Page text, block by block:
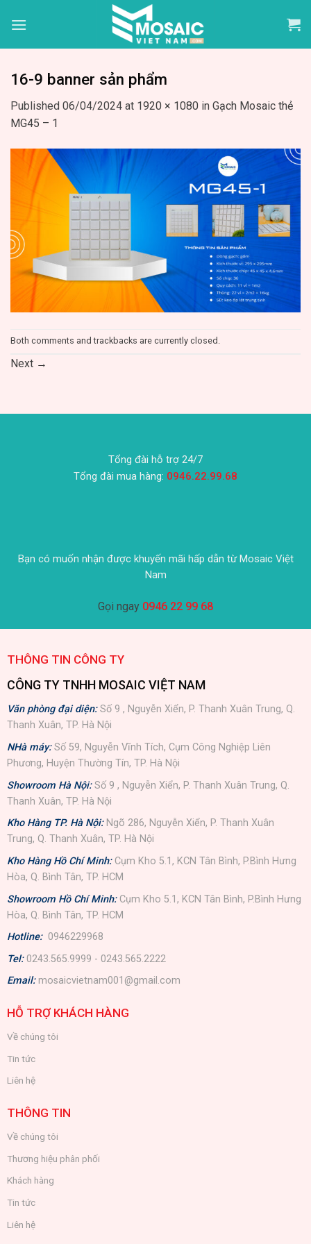
16-9 banner sản phẩm
Published 06/04/2024 at 1920 × 1080 in Gạch Mosaic thẻ
MG45 – 1
Both comments and trackbacks are currently closed.
Next →
Tổng đài hỗ trợ 24/7
Tổng đài mua hàng: 0946.22.99.68
Bạn có muốn nhận được khuyến mãi hấp dẫn từ Mosaic Việt
Nam
Gọi ngay 0946 22 99 68
THÔNG TIN CÔNG TY
CÔNG TY TNHH MOSAIC VIỆT NAM
Văn phòng đại diện:Số 9 , Nguyễn Xiển, P. Thanh Xuân Trung, Q.
Thanh Xuân, TP. Hà Nội
NHà máy: Số 59, Nguyễn Vĩnh Tích, Cụm Công Nghiệp Liên
Phương, Huyện Thường Tín, TP. Hà Nội
Showroom Hà Nội: Số 9 , Nguyễn Xiển, P. Thanh Xuân Trung, Q.
Thanh Xuân, TP. Hà Nội
Kho Hàng TP. Hà Nội: Ngõ 286, Nguyễn Xiển, P. Thanh Xuân
Trung, Q. Thanh Xuân, TP. Hà Nội
Kho Hàng Hồ Chí Minh: Cụm Kho 5.1, KCN Tân Bình, P.Bình Hưng
Hòa, Q. Bình Tân, TP. HCM
Showroom Hồ Chí Minh: Cụm Kho 5.1, KCN Tân Bình, P.Bình Hưng
Hòa, Q. Bình Tân, TP. HCM
Hotline: 0946229968
Tel: 0243.565.9999 - 0243.565.2222
Email: mosaicvietnam001@gmail.com
HỖ TRỢ KHÁCH HÀNG
Về chúng tôi
Tin tức
Liên hệ
THÔNG TIN
Về chúng tôi
Thương hiệu phân phối
Khách hàng
Tin tức
Liên hệ